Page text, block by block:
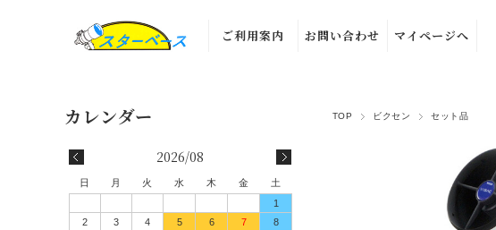
ご利用案内 お問い合わせ マイページへ
TOP ビクセン セット品
2026/08
日 月 火 水 木 金
土
1
2
3 4 5 6 7
8